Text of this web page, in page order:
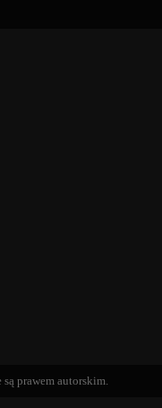
prawem autorskim.